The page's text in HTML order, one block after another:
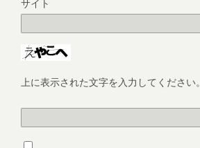
サイト
上に表示された文字を入力してください。